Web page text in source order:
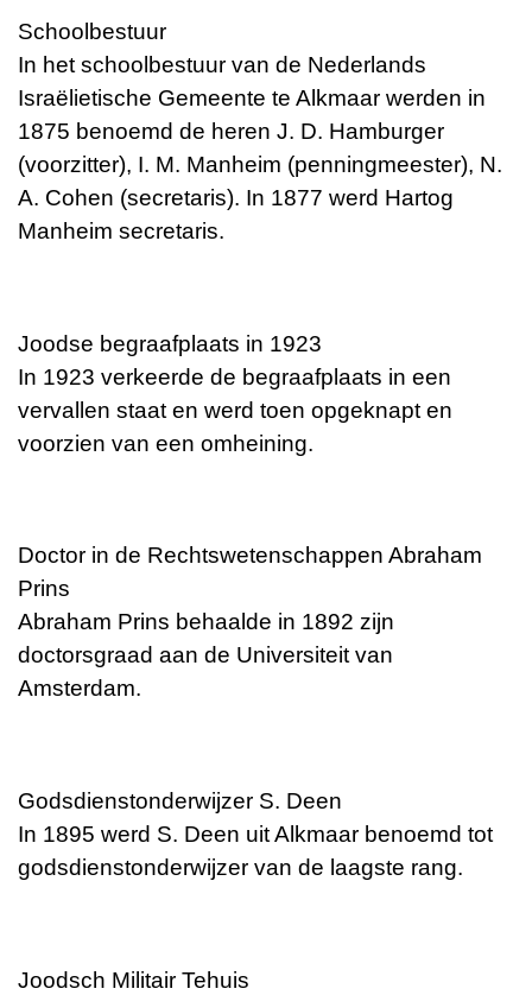
Schoolbestuur
In het schoolbestuur van de Nederlands
Israëlietische Gemeente te Alkmaar werden in
1875 benoemd de heren J. D. Hamburger
(voorzitter), I. M. Manheim (penningmeester), N.
A. Cohen (secretaris). In 1877 werd Hartog
Manheim secretaris.
Joodse begraafplaats in 1923
In 1923 verkeerde de begraafplaats in een
vervallen staat en werd toen opgeknapt en
voorzien van een omheining.
Doctor in de Rechtswetenschappen Abraham
Prins
Abraham Prins behaalde in 1892 zijn
doctorsgraad aan de Universiteit van
Amsterdam.
Godsdienstonderwijzer S. Deen
In 1895 werd S. Deen uit Alkmaar benoemd tot
godsdienstonderwijzer van de laagste rang.
Joodsch Militair Tehuis